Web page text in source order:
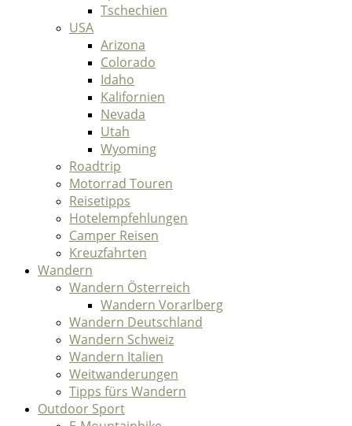
Tschechien
USA
Arizona
Colorado
Idaho
Kalifornien
Nevada
Utah
Wyoming
Roadtrip
Motorrad Touren
Reisetipps
Hotelempfehlungen
Camper Reisen
Kreuzfahrten
Wandern
Wandern Österreich
Wandern Vorarlberg
Wandern Deutschland
Wandern Schweiz
Wandern Italien
Weitwanderungen
Tipps fürs Wandern
Outdoor Sport